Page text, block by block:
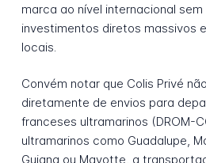
marca ao nível internacional
investimentos diretos massivos
locais.
Convém notar que Colis Privé
diretamente de envios para
franceses ultramarinos (DROM-
ultramarinos como Guadalupe,
Guiana ou Mayotte, a